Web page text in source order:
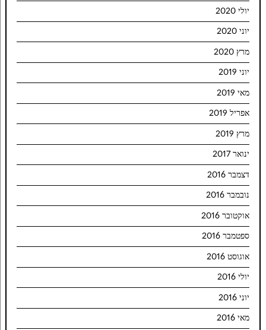
יולי 2020
יוני 2020
מרץ 2020
יוני 2019
מאי 2019
אפריל 2019
מרץ 2019
ינואר 2017
דצמבר 2016
נובמבר 2016
אוקטובר 2016
ספטמבר 2016
אוגוסט 2016
יולי 2016
יוני 2016
מאי 2016